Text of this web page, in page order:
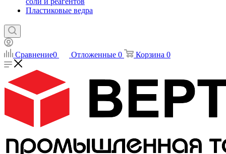
Пластиковые ведра
Сравнение0 Отложенные 0 Корзина 0